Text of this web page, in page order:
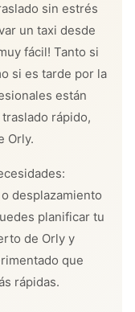
sin estrés
un taxi desde
fácil! Tanto si
si es tarde por la
están
rápido,
Orly.
desplazamiento
planificar tu
de Orly y
que
rápidas.